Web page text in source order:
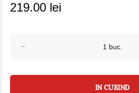
219.00 lei
IN CURIND